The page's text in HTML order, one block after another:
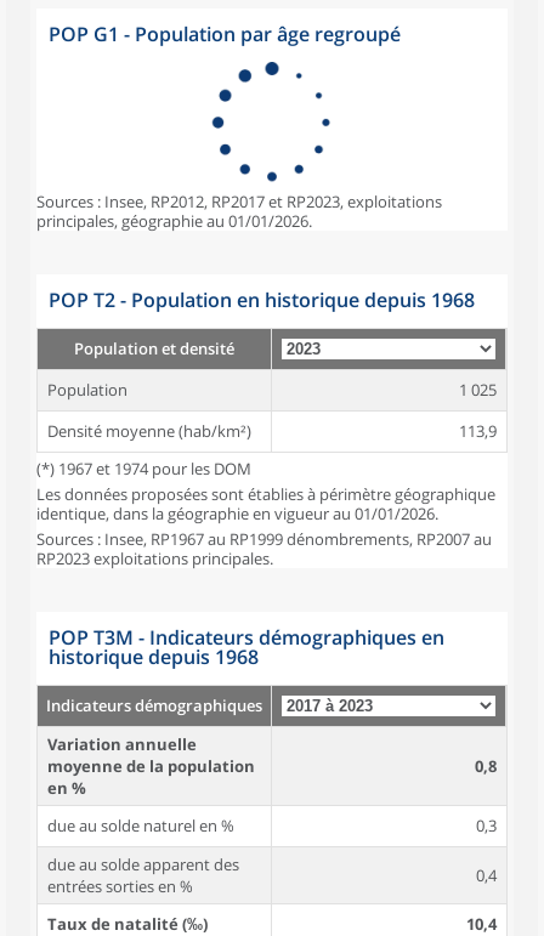
POP G1 - Population par âge regroupé
Sources : Insee, RP2012, RP2017 et RP2023, exploitations
principales, géographie au 01/01/2026.
POP T2 - Population en historique depuis 1968
Population et densité
Population
1 025
Densité moyenne (hab/km²)
113,9
(*) 1967 et 1974 pour les DOM
Les données proposées sont établies à périmètre géographique
identique, dans la géographie en vigueur au 01/01/2026.
Sources : Insee, RP1967 au RP1999 dénombrements, RP2007 au
RP2023 exploitations principales.
POP T3M - Indicateurs démographiques en
historique depuis 1968
Indicateurs démographiques
Variation annuelle
moyenne de la population
en %
0,8
due au solde naturel en %
0,3
due au solde apparent des
entrées sorties en %
0,4
Taux de natalité (‰)
10,4